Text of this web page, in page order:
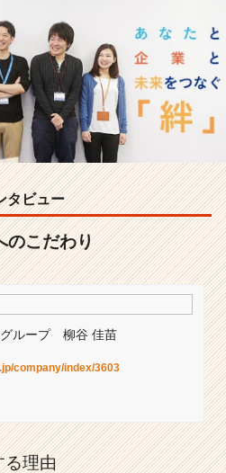
タビュー
のこだわり
ループ 柳谷 佳苗
company/index/3603
る理由